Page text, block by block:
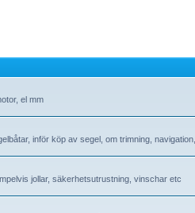
el mm
inför köp av segel, om trimning,
jollar, säkerhetsutrustning, vinschar etc